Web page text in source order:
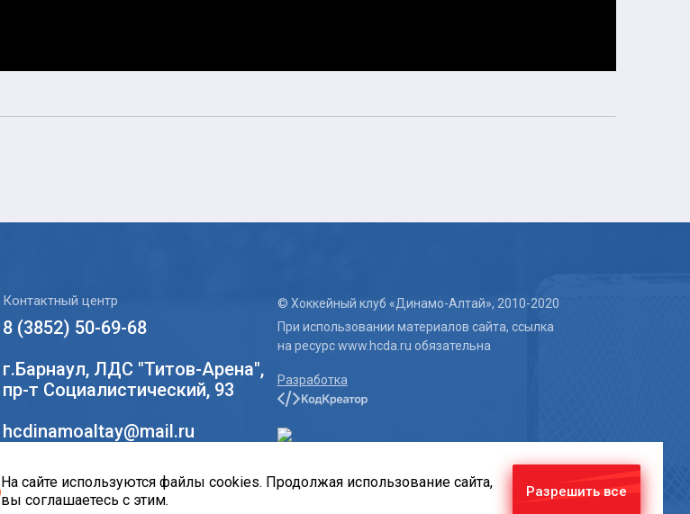
Контактный центр
8 (3852) 50-69-68
г.Барнаул, ЛДС "Титов-Арена",
пр-т Социалистический, 93
hcdinamoaltay@mail.ru
Социальные сети
© Хоккейный клуб «Динамо-Алтай», 2010-2020
При использовании материалов сайта, ссылка
на ресурс www.hcda.ru обязательна
Разработка
На сайте используются файлы cookies. Продолжая использование сайта,
вы соглашаетесь с этим.
Разрешить все